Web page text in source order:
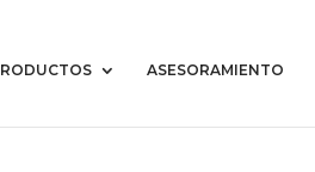
ASESORAMIENTO